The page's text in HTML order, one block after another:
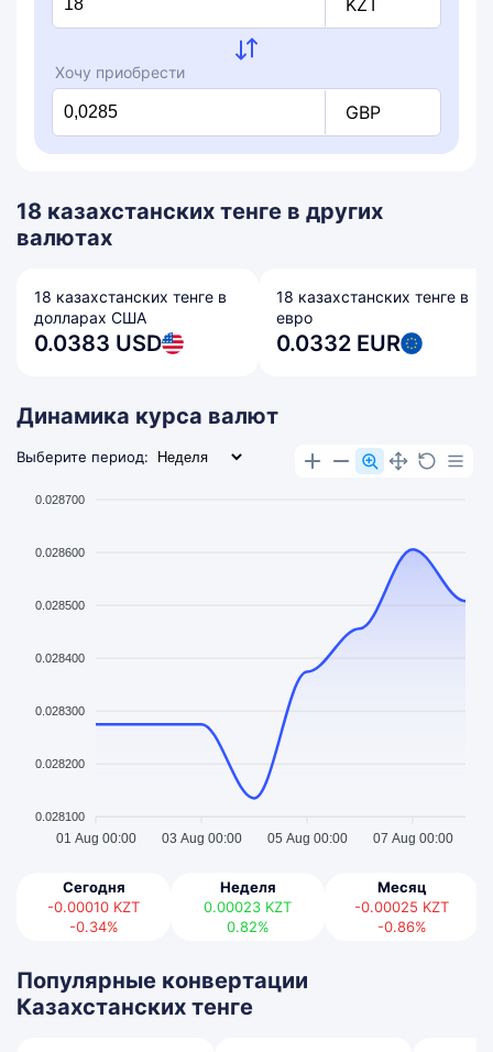
KZT
Хочу приобрести
GBP
18 казахстанских тенге в других
валютах
18 казахстанских тенге в
долларах США
0.0383 USD
18 казахстанских тенге в
евро
0.0332 EUR
Динамика курса валют
Выберите период:
0.028700
0.028600
0.028500
0.028400
0.028300
0.028200
0.028100
01 Aug 00:00 03 Aug 00:00 05 Aug 00:00 07 Aug 00:00
Сегодня
-0.00010 KZT
-0.34%
Неделя
0.00023 KZT
0.82%
Месяц
-0.00025 KZT
-0.86%
Популярные конвертации
Казахстанских тенге